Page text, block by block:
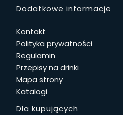
Linki w stopce
Dodatkowe informacje
Kontakt
Polityka prywatności
Regulamin
Przepisy na drinki
Mapa strony
Katalogi
Dla kupujących